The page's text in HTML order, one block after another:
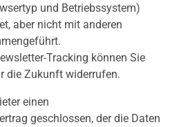
und Betriebssystem)
aber nicht mit anderen
Tracking können Sie
die Zukunft widerrufen.
einen
geschlossen, der die Daten